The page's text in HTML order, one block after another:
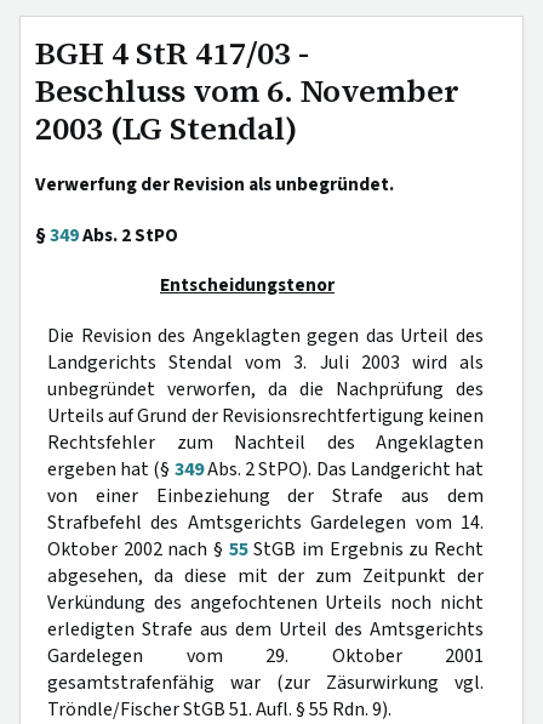
BGH 4 StR 417/03 -
Beschluss vom 6. November
2003 (LG Stendal)
Verwerfung der Revision als unbegründet.
§349Abs. 2 StPO
Entscheidungstenor
Die Revision des Angeklagten gegen das Urteil des
Landgerichts Stendal vom 3. Juli 2003 wird als
unbegründet verworfen, da die Nachprüfung des
Urteils auf Grund der Revisionsrechtfertigung keinen
Rechtsfehler zum Nachteil des Angeklagten
ergeben hat (§ 349Abs. 2 StPO). Das Landgericht hat
von einer Einbeziehung der Strafe aus dem
Strafbefehl des Amtsgerichts Gardelegen vom 14.
Oktober 2002 nach § 55StGB im Ergebnis zu Recht
abgesehen, da diese mit der zum Zeitpunkt der
Verkündung des angefochtenen Urteils noch nicht
erledigten Strafe aus dem Urteil des Amtsgerichts
Gardelegen vom 29. Oktober 2001
gesamtstrafenfähig war (zur Zäsurwirkung vgl.
Tröndle/Fischer StGB 51. Aufl. § 55 Rdn. 9).